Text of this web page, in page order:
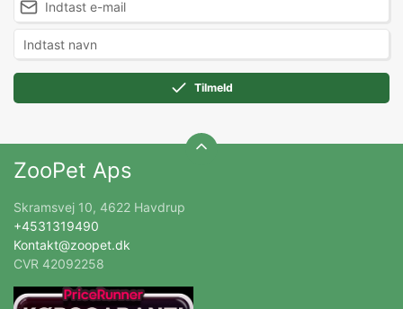
Tilmeld
ZooPet Aps
Skramsvej 10, 4622 Havdrup
+4531319490
Kontakt@zoopet.dk
CVR 42092258